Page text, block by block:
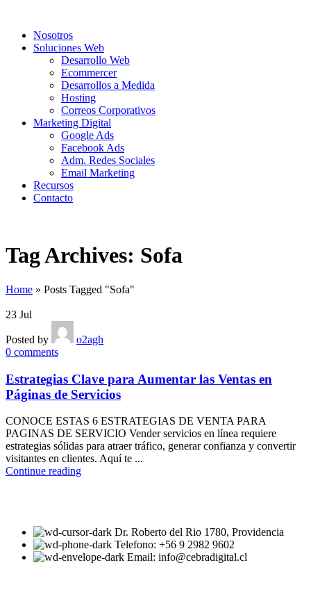
Nosotros
Soluciones Web
Desarrollo Web
Ecommercer
Desarrollos a Medida
Hosting
Correos Corporativos
Marketing Digital
Google Ads
Facebook Ads
Adm. Redes Sociales
Email Marketing
Recursos
Contacto
Tag Archives: Sofa
Home » Posts Tagged "Sofa"
23 Jul
Posted by
o2agh
0 comments
Estrategias Clave para Aumentar las Ventas en
Páginas de Servicios
CONOCE ESTAS 6 ESTRATEGIAS DE VENTA PARA
PAGINAS DE SERVICIO Vender servicios en línea requiere
estrategias sólidas para atraer tráfico, generar confianza y convertir
visitantes en clientes. Aquí te ...
Continue reading
Dr. Roberto del Rio 1780, Providencia
Telefono: +56 9 2982 9602
Email: info@cebradigital.cl